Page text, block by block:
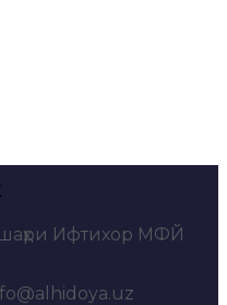
Ифтихор МФЙ